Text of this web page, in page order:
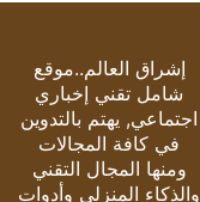
إشراق العالم..موقع
شامل تقني إخباري
اجتماعي, يهتم بالتدوين
في كافة المجالات
ومنها المجال التقني
والذكاء المنزلي وأدوات